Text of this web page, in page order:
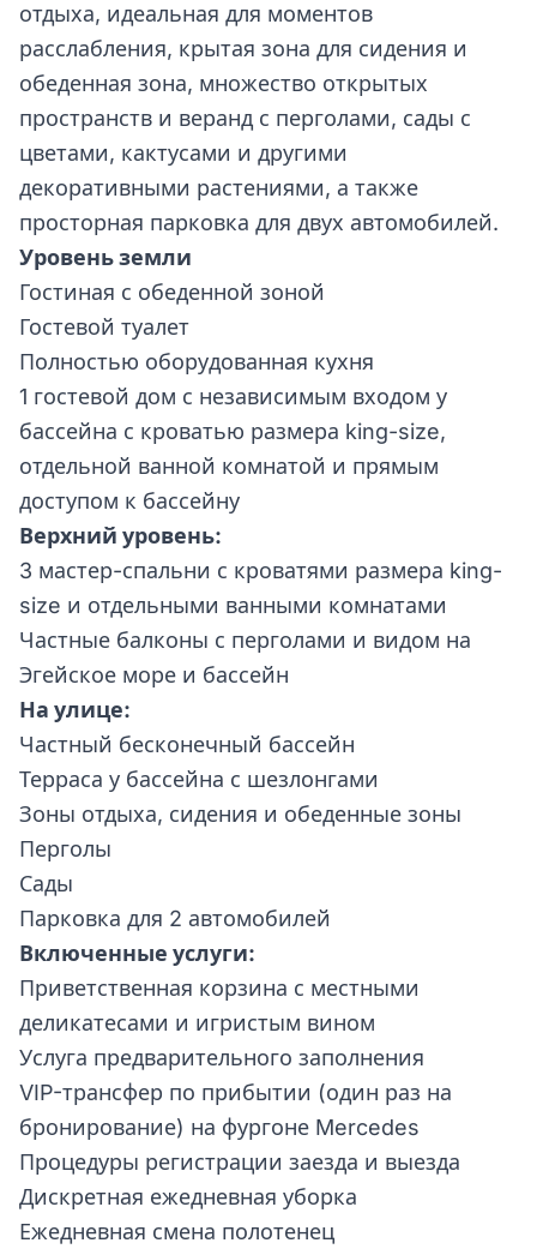
отдыха, идеальная для моментов
расслабления, крытая зона для сидения и
обеденная зона, множество открытых
пространств и веранд с перголами, сады с
цветами, кактусами и другими
декоративными растениями, а также
просторная парковка для двух автомобилей.
Уровень земли
Гостиная с обеденной зоной
Гостевой туалет
Полностью оборудованная кухня
1 гостевой дом с независимым входом у
бассейна с кроватью размера king-size,
отдельной ванной комнатой и прямым
доступом к бассейну
Верхний уровень:
3 мастер-спальни с кроватями размера king-
size и отдельными ванными комнатами
Частные балконы с перголами и видом на
Эгейское море и бассейн
На улице:
Частный бесконечный бассейн
Терраса у бассейна с шезлонгами
Зоны отдыха, сидения и обеденные зоны
Перголы
Сады
Парковка для 2 автомобилей
Включенные услуги:
Приветственная корзина с местными
деликатесами и игристым вином
Услуга предварительного заполнения
VIP-трансфер по прибытии (один раз на
бронирование) на фургоне Mercedes
Процедуры регистрации заезда и выезда
Дискретная ежедневная уборка
Ежедневная смена полотенец